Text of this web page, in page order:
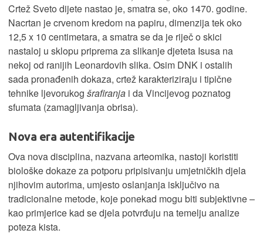
Crtež Sveto dijete nastao je, smatra se, oko 1470. godine.
Nacrtan je crvenom kredom na papiru, dimenzija tek oko
12,5 x 10 centimetara, a smatra se da je riječ o skici
nastaloj u sklopu priprema za slikanje djeteta Isusa na
nekoj od ranijih Leonardovih slika. Osim DNK i ostalih
sada pronađenih dokaza, crtež karakteriziraju i tipične
tehnike ljevorukog šrafiranja i da Vincijevog poznatog
sfumata (zamagljivanja obrisa).
Nova era autentifikacije
Ova nova disciplina, nazvana arteomika, nastoji koristiti
biološke dokaze za potporu pripisivanju umjetničkih djela
njihovim autorima, umjesto oslanjanja isključivo na
tradicionalne metode, koje ponekad mogu biti subjektivne –
kao primjerice kad se djela potvrđuju na temelju analize
poteza kista.